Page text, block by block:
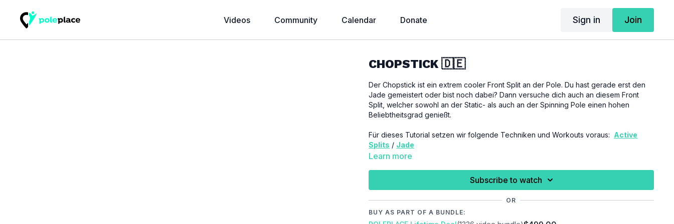
Videos Community Calendar Donate Sign in Join
CHOPSTICK 🇩🇪
Der Chopstick ist ein extrem cooler Front Split an der Pole. Du hast gerade erst den
Jade gemeistert oder bist noch dabei? Dann versuche dich auch an diesem Front
Split, welcher sowohl an der Static- als auch an der Spinning Pole einen hohen
Beliebtheitsgrad genießt.
Für dieses Tutorial setzen wir folgende Techniken und Workouts voraus: Active
Splits / Jade
um Verletzungen zu vermeiden und vorzubeugen.
00:00Introduction
Learn more
Subscribe to watch
OR
BUY AS PART OF A BUNDLE: